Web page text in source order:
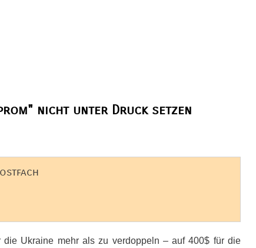
nicht unter Druck setzen
die Ukraine mehr als zu verdoppeln – auf 400$ für die